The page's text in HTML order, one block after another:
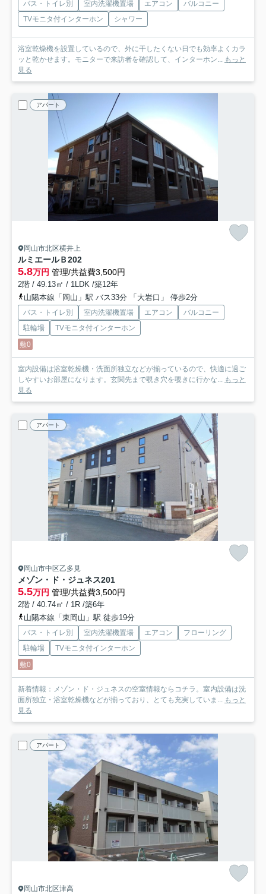
バス・トイレ別 室内洗濯機置場 エアコン
バルコニー
TVモニタ付インターホン
シャワー
浴室乾燥機を設置しているので、外に干したくない日でも効率よくカラ
ッと乾かせます。モニターで来訪者を確認して、インターホン...
もっと
見る
アパート
岡山市北区横井上
ルミエールＢ202
5.8万円 管理/共益費3,500円
2階 / 49.13㎡ / 1LDK /築12年
山陽本線「岡山」駅 バス33分 「大岩口」 停歩2分
バス・トイレ別 室内洗濯機置場 エアコン
バルコニー
駐輪場
TVモニタ付インターホン
敷0
室内設備は浴室乾燥機・洗面所独立などが揃っているので、快適に過ご
しやすいお部屋になります。玄関先まで覗き穴を覗きに行かな...
もっと
見る
アパート
岡山市中区乙多見
メゾン・ド・ジュネス201
5.5万円 管理/共益費3,500円
2階 / 40.74㎡ / 1R /築6年
山陽本線「東岡山」駅 徒歩19分
バス・トイレ別 室内洗濯機置場 エアコン
フローリング
駐輪場
TVモニタ付インターホン
敷0
新着情報：メゾン・ド・ジュネスの空室情報ならコチラ。室内設備は洗
面所独立・浴室乾燥機などが揃っており、とても充実していま...
もっと
見る
アパート
岡山市北区津高